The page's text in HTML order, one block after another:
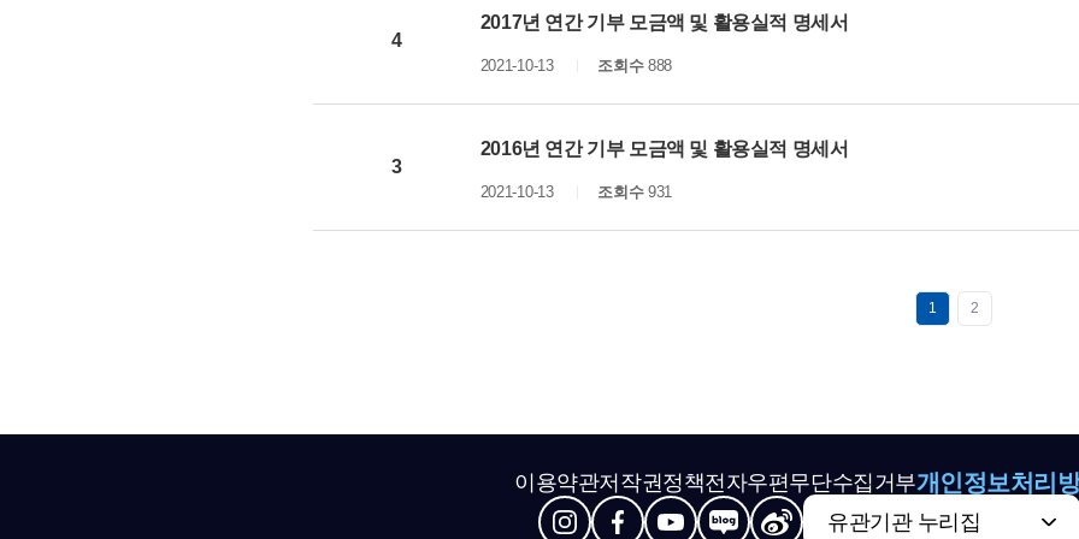
4
2017년 연간 기부 모금액 및 활용실적 명세서
2021-10-13 조회수888
3
2016년 연간 기부 모금액 및 활용실적 명세서
2021-10-13 조회수931
1 2
이용약관저작권정책전자우편무단수집거부개인정보처리
유관기관 누리집